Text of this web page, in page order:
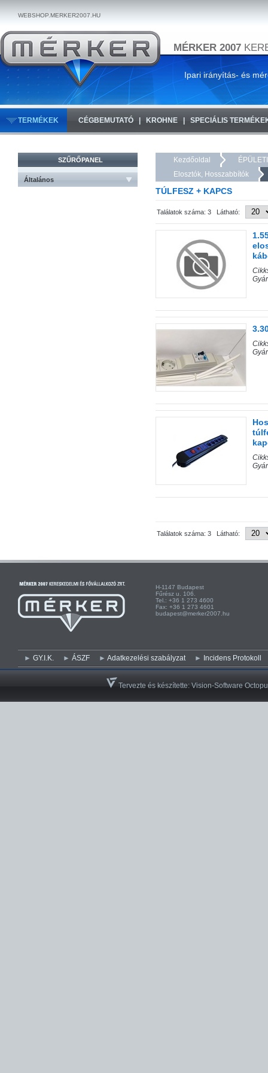
WEBSHOP.MERKER2007.HU
MÉRKER 2007
Ipari irányítás- és
TERMÉKEK CÉGBEMUTATÓ KROHNE SPECIÁLIS
Kezdőoldal
Elosztók, Hosszabbítók
TÚLFESZ + KAPCS
Találatok száma: 3 Látható:
Találatok száma: 3 Látható:
SZŰRŐPANEL
Általános
H-1147 Budapest H-
Fűrész u. 106.
Tel.: +36 1 273 4600
Fax: +36 1 273 4601
budapest@merker2007.hu
GY.I.K. ÁSZF Adatkezelési szabályzat Incidens Protokoll
Tervezte és készítette:Vision-Software